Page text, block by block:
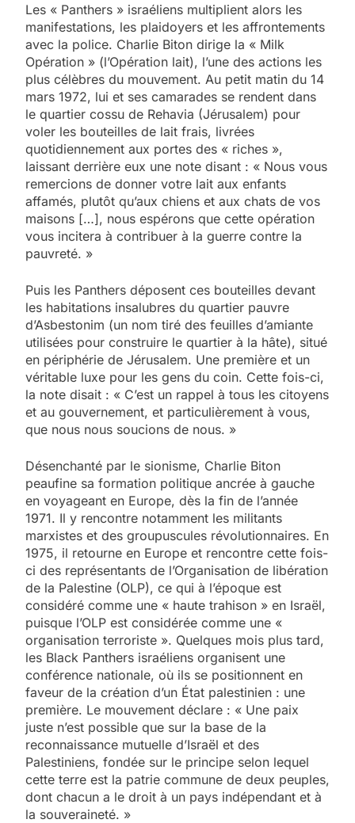
Les « Panthers » israéliens multiplient alors les
manifestations, les plaidoyers et les affrontements
avec la police. Charlie Biton dirige la « Milk
Opération » (l’Opération lait), l’une des actions les
plus célèbres du mouvement. Au petit matin du 14
mars 1972, lui et ses camarades se rendent dans
le quartier cossu de Rehavia (Jérusalem) pour
voler les bouteilles de lait frais, livrées
quotidiennement aux portes des « riches »,
laissant derrière eux une note disant : « Nous vous
remercions de donner votre lait aux enfants
affamés, plutôt qu’aux chiens et aux chats de vos
maisons […], nous espérons que cette opération
vous incitera à contribuer à la guerre contre la
pauvreté. »
Puis les Panthers déposent ces bouteilles devant
les habitations insalubres du quartier pauvre
d’Asbestonim (un nom tiré des feuilles d’amiante
utilisées pour construire le quartier à la hâte), situé
en périphérie de Jérusalem. Une première et un
véritable luxe pour les gens du coin. Cette fois-ci,
la note disait : « C’est un rappel à tous les citoyens
et au gouvernement, et particulièrement à vous,
que nous nous soucions de nous. »
Désenchanté par le sionisme, Charlie Biton
peaufine sa formation politique ancrée à gauche
en voyageant en Europe, dès la fin de l’année
1971. Il y rencontre notamment les militants
marxistes et des groupuscules révolutionnaires. En
1975, il retourne en Europe et rencontre cette fois-
ci des représentants de l’Organisation de libération
de la Palestine (OLP), ce qui à l’époque est
considéré comme une « haute trahison » en Israël,
puisque l’OLP est considérée comme une «
organisation terroriste ». Quelques mois plus tard,
les Black Panthers israéliens organisent une
conférence nationale, où ils se positionnent en
faveur de la création d’un État palestinien : une
première. Le mouvement déclare : « Une paix
juste n’est possible que sur la base de la
reconnaissance mutuelle d’Israël et des
Palestiniens, fondée sur le principe selon lequel
cette terre est la patrie commune de deux peuples,
dont chacun a le droit à un pays indépendant et à
la souveraineté. »